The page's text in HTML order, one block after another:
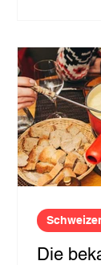
Die